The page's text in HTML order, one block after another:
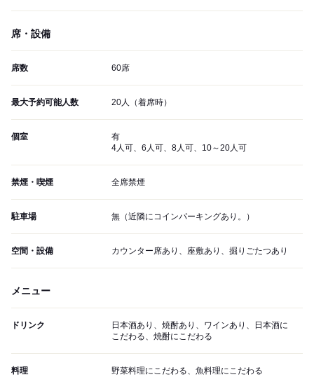
席・設備
席数 60席
最大予約可能人数 20人（着席時）
個室
有
4人可、6人可、8人可、10～20人可
禁煙・喫煙 全席禁煙
駐車場 無（近隣にコインパーキングあり。）
空間・設備 カウンター席あり、座敷あり、掘りごたつあり
メニュー
ドリンク
日本酒あり、焼酎あり、ワインあり、日本酒に
こだわる、焼酎にこだわる
料理 野菜料理にこだわる、魚料理にこだわる